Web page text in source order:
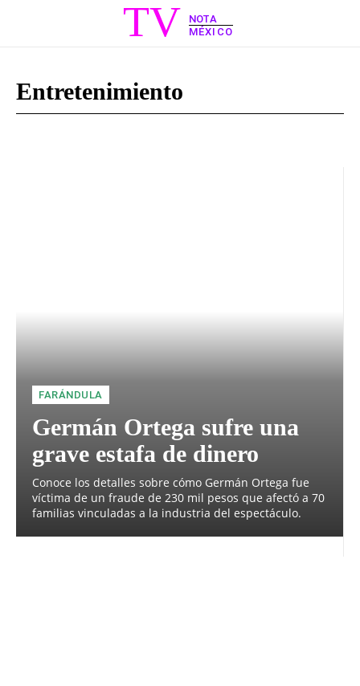
TV
NOTA
MÉXICO
Entretenimiento
FARÁNDULA
Germán Ortega sufre una
grave estafa de dinero
Conoce los detalles sobre cómo Germán Ortega fue
víctima de un fraude de 230 mil pesos que afectó a 70
familias vinculadas a la industria del espectáculo.